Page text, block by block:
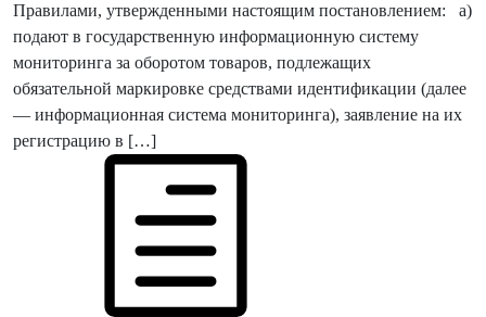
Правилами, утвержденными настоящим постановлением: а)
подают в государственную информационную систему
мониторинга за оборотом товаров, подлежащих
обязательной маркировке средствами идентификации (далее
— информационная система мониторинга), заявление на их
регистрацию в […]